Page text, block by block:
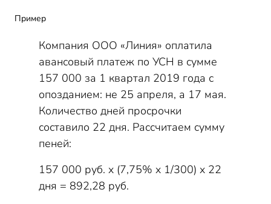
Пример
Компания ООО «Линия» оплатила
авансовый платеж по УСН в сумме
157 000 за 1 квартал 2019 года с
опозданием: не 25 апреля, а 17 мая.
Количество дней просрочки
составило 22 дня. Рассчитаем сумму
пеней:
157 000 руб. x (7,75% x 1/300) x 22
дня = 892,28 руб.